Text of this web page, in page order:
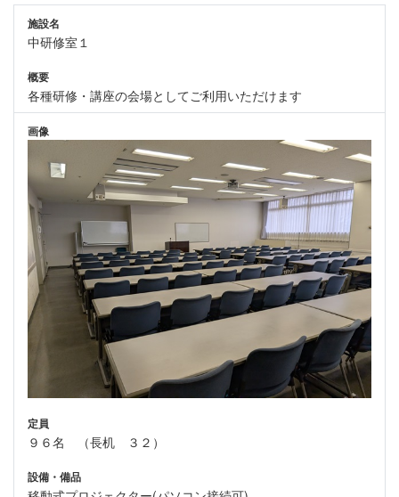
施設名
中研修室１
概要
各種研修・講座の会場としてご利用いただけます
画像
定員
９６名 （長机 ３２）
設備・備品